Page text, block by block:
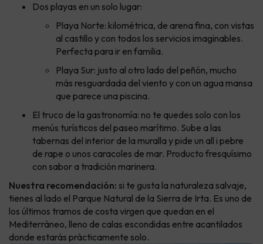
Dos playas en un solo lugar:
Playa Norte: kilométrica, de arena fina, con vistas
al castillo y con todos los servicios imaginables.
Perfecta para ir en familia.
Playa Sur: justo al otro lado del peñón, mucho
más resguardada del viento y con un agua mansa
que parece una piscina.
El truco de la gastronomía: no te quedes solo con los
menús turísticos del paseo marítimo. Sube a las
tabernas del interior de la muralla y pide un all i pebre
de rape o unos caracoles de mar. Producto fresquísimo
con sabor a tradición marinera.
Nuestra recomendación: si te gusta la naturaleza salvaje,
tienes al lado el Parque Natural de la Sierra de Irta. Es uno de
los últimos tramos de costa virgen que quedan en el
Mediterráneo, lleno de calas escondidas entre acantilados
donde estarás prácticamente solo.